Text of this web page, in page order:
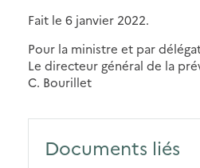
Fait le 6 janvier 2022.
Pour la ministre et par
Le directeur général de la
C. Bourillet
Documents liés